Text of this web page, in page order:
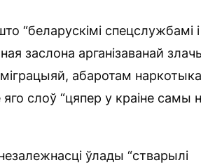
“беларускімі спецслужбамі і
заслона арганізаванай
абаротам
слоў “цяпер у краіне самы
ўлады “стварылі